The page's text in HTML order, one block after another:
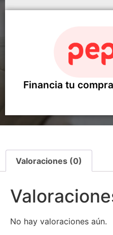
Financia tu
Valoraciones (0)
No hay valoraciones aún.